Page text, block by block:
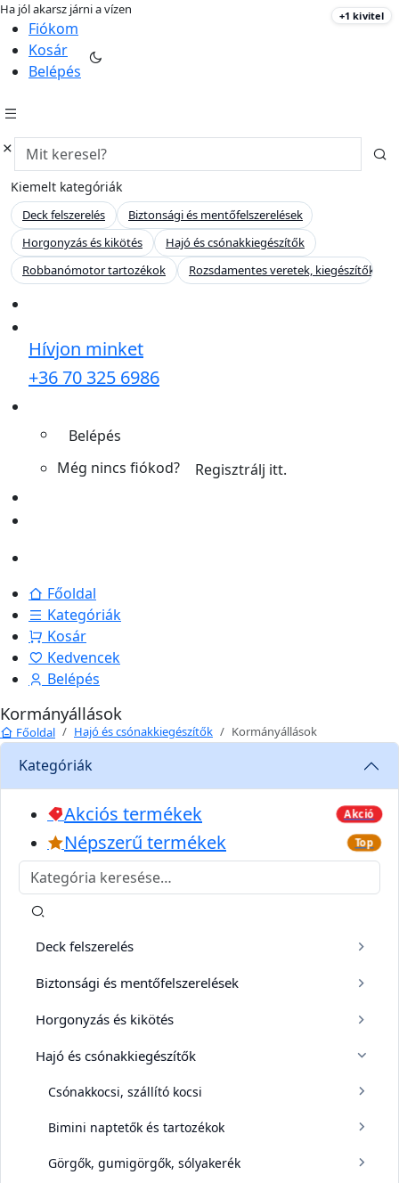
Ha jól akarsz járni a vízen
hajo-felszereles.hu
Fiókom
Kosár
Belépés
Kiemelt kategóriák
Deck felszerelés
Biztonsági és mentőfelszerelések
Horgonyzás és kikötés
Hajó és csónakkiegészítők
Robbanómotor tartozékok
Rozsdamentes veretek, kiegészítők
Hívjon minket
+36 70 325 6986
Belépés
Még nincs fiókod?
Regisztrálj itt.
Főoldal
Kategóriák
Kosár
Kedvencek
Belépés
Kormányállások
Főoldal Hajó és csónakkiegészítők Kormányállások
Kategóriák
Akciós termékek Akció
Népszerű termékek Top
Deck felszerelés
Biztonsági és mentőfelszerelések
Horgonyzás és kikötés
Hajó és csónakkiegészítők
Csónakkocsi, szállító kocsi
Bimini naptetők és tartozékok
Görgők, gumigörgők, sólyakerék
+1 kivitel